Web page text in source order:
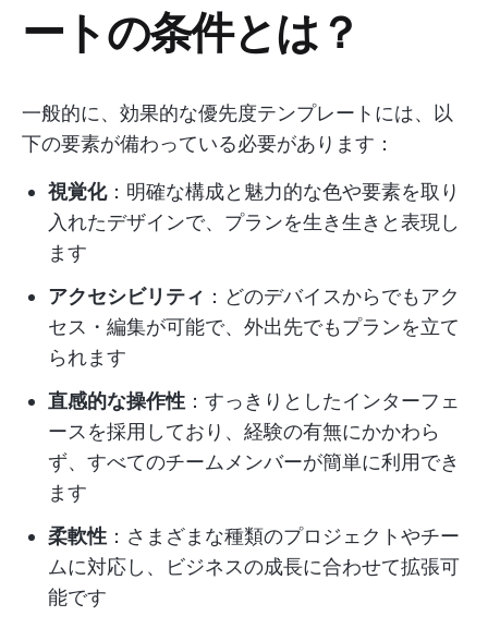
ートの条件とは？
一般的に、効果的な優先度テンプレートには、以
下の要素が備わっている必要があります：
視覚化：明確な構成と魅力的な色や要素を取り
入れたデザインで、プランを生き生きと表現し
ます
アクセシビリティ ：どのデバイスからでもアク
セス・編集が可能で、外出先でもプランを立て
られます
直感的な操作性 ：すっきりとしたインターフェ
ースを採用しており、経験の有無にかかわら
ず、すべてのチームメンバーが簡単に利用でき
ます
柔軟性 ：さまざまな種類のプロジェクトやチー
ムに対応し、ビジネスの成長に合わせて拡張可
能です